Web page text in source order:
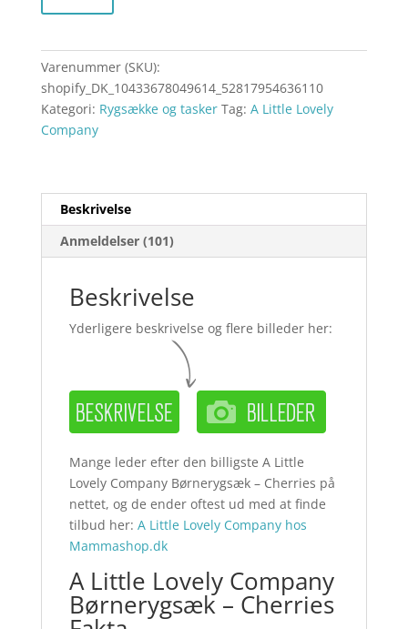
Varenummer (SKU):
shopify_DK_10433678049614_52817954636110
Kategori: Rygsække og tasker Tag: A Little Lovely
Company
Beskrivelse
Anmeldelser (101)
Beskrivelse
Yderligere beskrivelse og flere billeder her:
Mange leder efter den billigste A Little
Lovely Company Børnerygsæk – Cherries på
nettet, og de ender oftest ud med at finde
tilbud her: A Little Lovely Company hos
Mammashop.dk
A Little Lovely Company
Børnerygsæk – Cherries